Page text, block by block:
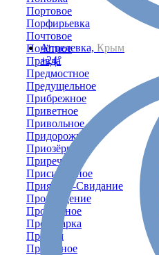
Апрелевка, Крым
+24°
Портовое
Порфирьевка
Почтовое
Почётное
Правда
Предмостное
Предущельное
Прибрежное
Приветное
Привольное
Придорожное
Приозёрное
Приречное
Присивашное
Приятное-Свидание
Пробуждение
Прозрачное
Пролетарка
Пролом
Пролётное